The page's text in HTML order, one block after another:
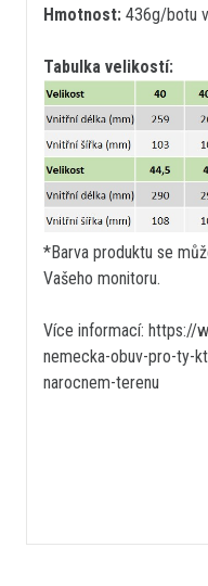
Hmotnost: 436g/botu
Tabulka velikostí:
*Barva produktu se
Vašeho monitoru.
Více informací: https://
nemecka-obuv-pro-ty-
narocnem-terenu